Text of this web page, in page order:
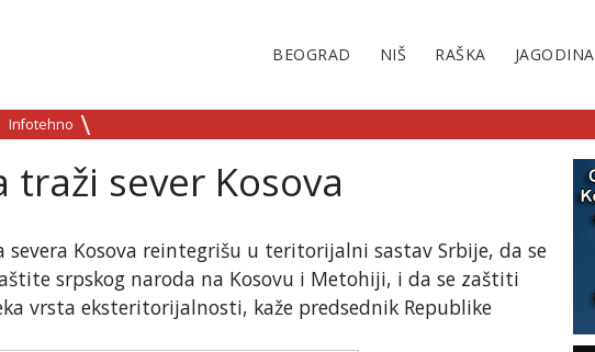
BEOGRAD NIŠ RAŠKA JAGODINA
Infotehno
sever Kosova
Kosova reintegrišu u teritorijalni sastav Srbije, da se
srpskog naroda na Kosovu i Metohiji, i da se zaštiti
vrsta eksteritorijalnosti, kaže predsednik Republike